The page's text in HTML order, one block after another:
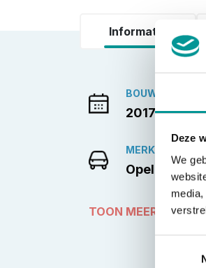
Deze
We
Informatie
BOUWJAAR
2017-06-01
MERK
Opel
TOON MEER